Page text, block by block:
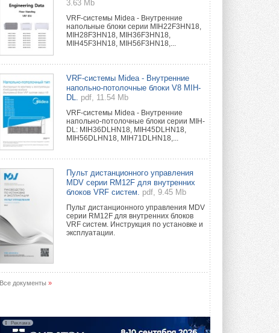
3.63 Mb
VRF-системы Midea - Внутренние
напольные блоки серии MIH22F3HN18,
MIH28F3HN18, MIH36F3HN18,
MIH45F3HN18, MIH56F3HN18,...
VRF-системы Midea - Внутренние
напольно-потолочные блоки V8 MIH-
DL.
pdf, 11.54 Mb
VRF-системы Midea - Внутренние
напольно-потолочные блоки серии MIH-
DL: MIH36DLHN18, MIH45DLHN18,
MIH56DLHN18, MIH71DLHN18,...
Пульт дистанционного управления
MDV серии RM12F для внутренних
блоков VRF систем.
pdf, 9.45 Mb
Пульт дистанционного управления MDV
серии RM12F для внутренних блоков
VRF систем. Инструкция по установке и
эксплуатации.
Все документы »
Реклама